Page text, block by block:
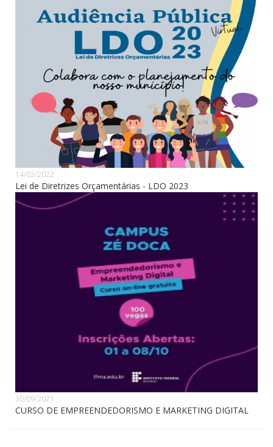
14/03/2022
Lei de Diretrizes Orçamentárias - LDO 2023
30/09/2021
CURSO DE EMPREENDEDORISMO E MARKETING DIGITAL